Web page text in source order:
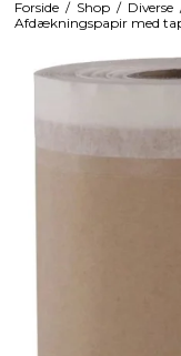
Forside / Shop / Diverse
Afdækningspapir med